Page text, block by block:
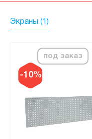
Экраны (1)
-10%
под заказ